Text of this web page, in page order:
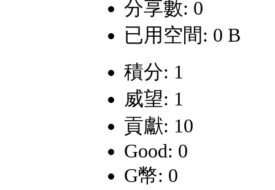
分享數: 0
已用空間: 0 B
積分: 1
威望: 1
貢獻: 10
Good: 0
G幣: 0